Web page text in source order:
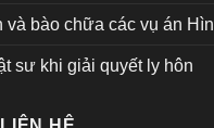
và bào chữa các vụ án
sư khi giải quyết ly hôn